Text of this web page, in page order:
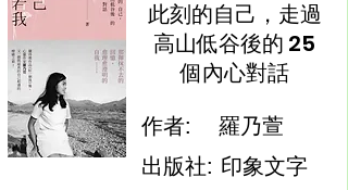
此刻的自己，走過
高山低谷後的 25
個內心對話
作者:
羅乃萱
出版社: 印象文字